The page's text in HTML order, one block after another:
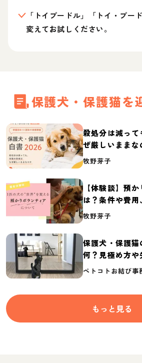
「トイプードル」「トイ・プー
変えてお試しください。
保護犬・保護猫を
殺処分は減っ
ぜ厳しいままな
体の実態調査【
牧野芽子
【体験談】預
は？条件や費
介
牧野芽子
保護犬・保護
何？見極め方や
要なものを紹介
ペトコトお結び事
もっと見る